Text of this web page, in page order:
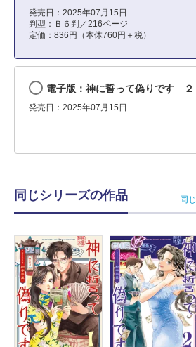
発売日：2025年07月15日
判型：Ｂ６判／216ページ
定価：836円（本体760円＋税）
電子版：神に誓って偽りです ２
発売日：2025年07月15日
同じシリーズの作品 同